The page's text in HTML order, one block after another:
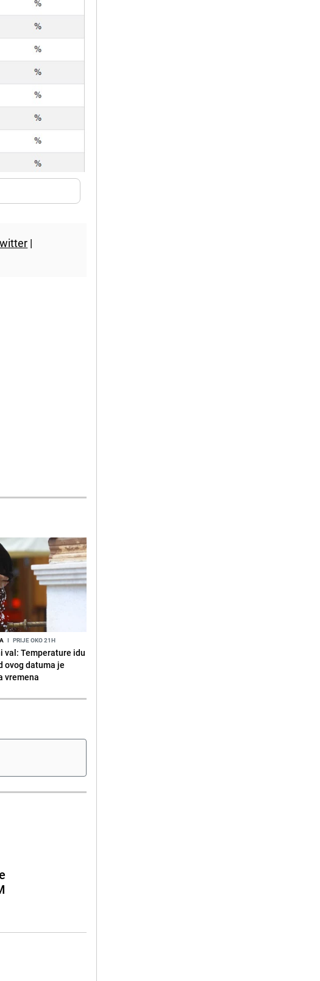
|
I PRIJE OKO 21H
val: Temperature idu
ovog datuma je
vremena